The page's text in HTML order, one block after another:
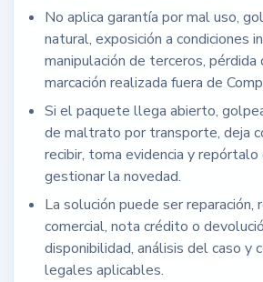
No aplica garantía por mal uso,
natural, exposición a condiciones
manipulación de terceros, pérdida
marcación realizada fuera de
Si el paquete llega abierto,
de maltrato por transporte, deja
recibir, toma evidencia y
gestionar la novedad.
La solución puede ser reparación,
comercial, nota crédito o
disponibilidad, análisis del caso y
legales aplicables.